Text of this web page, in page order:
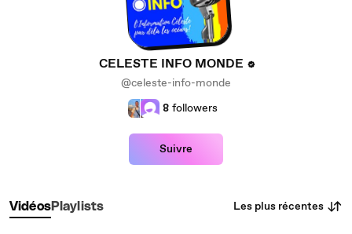
CELESTE INFO MONDE
@celeste-info-monde
8 followers
Suivre
VidéosPlaylists Les plus récentes